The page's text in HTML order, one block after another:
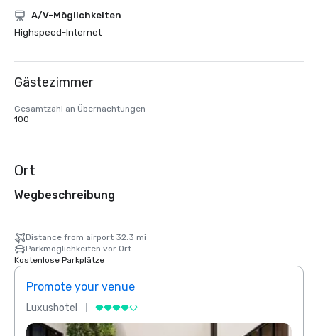
A/V-Möglichkeiten
Highspeed-Internet
Gästezimmer
Gesamtzahl an Übernachtungen
100
Ort
Wegbeschreibung
Distance from airport 32.3 mi
Parkmöglichkeiten vor Ort
Kostenlose Parkplätze
Promote your venue
Luxushotel